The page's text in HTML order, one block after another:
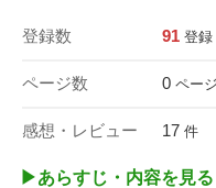
登録数 91 登録
ページ数 0 ページ
感想・レビュー 17 件
▶︎あらすじ・内容を見る